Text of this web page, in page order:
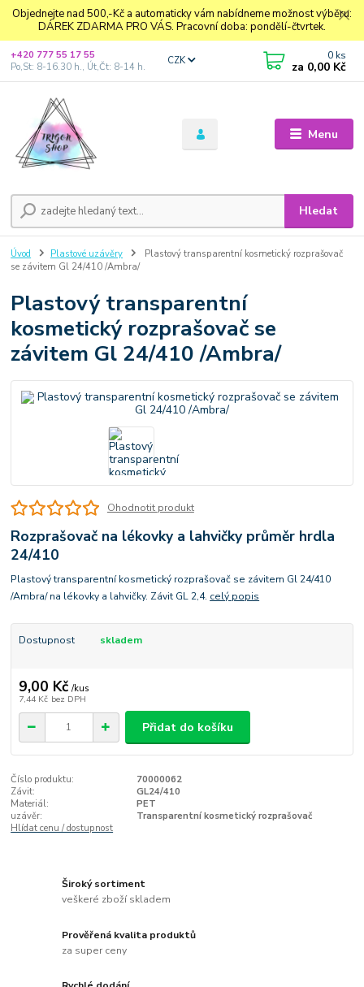
Objednejte nad 500,-Kč a automaticky vám nabídneme možnost výběru:
DÁREK ZDARMA PRO VÁS. Pracovní doba: pondělí-čtvrtek.
Menu
CZK
Hledat
+420 777 55 17 55
Po,St: 8-16.30 h., Út,Čt: 8-14 h.
0 ks
za 0,00 Kč
Úvod Plastové uzávěry
Plastový transparentní kosmetický rozprašovač
se závitem Gl 24/410 /Ambra/
Plastový transparentní
kosmetický rozprašovač se
závitem Gl 24/410 /Ambra/
Ohodnotit produkt
Rozprašovač na lékovky a lahvičky průměr hrdla
24/410
Plastový transparentní kosmetický rozprašovač se závitem Gl 24/410
/Ambra/ na lékovky a lahvičky. Závit GL 2,4. celý popis
Dostupnost skladem
9,00 Kč /kus
7,44 Kč bez DPH
Přidat do košíku
Číslo produktu:
70000062
Závit:
GL24/410
Materiál:
PET
uzávěr:
Transparentní kosmetický rozprašovač
Hlídat cenu / dostupnost
Široký sortiment
veškeré zboží skladem
Prověřená kvalita produktů
za super ceny